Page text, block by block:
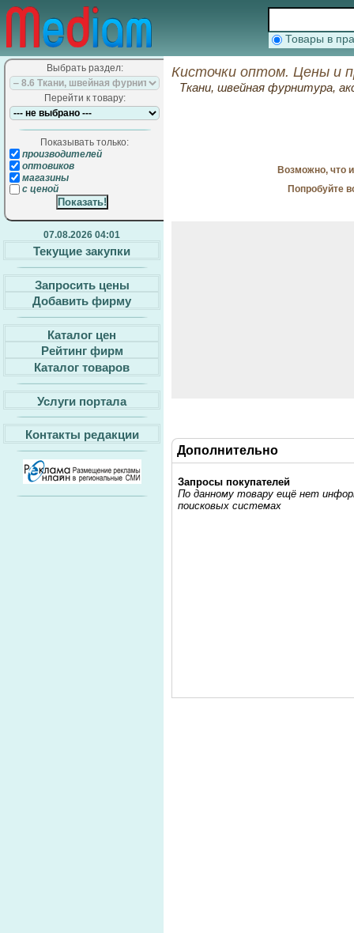
Товары в
Выбрать раздел:
Перейти к товару:
Показывать только:
производителей
оптовиков
магазины
с ценой
07.08.2026 04:01
Текущие закупки
Запросить цены
Добавить фирму
Каталог цен
Рейтинг фирм
Каталог товаров
Услуги портала
Контакты редакции
Кисточки оптом. Цены и
Ткани, швейная фурнитура,
Возможно, что
Попробуйте
Дополнительно
Запросы покупателей
По данному товару ещё нет
поисковых системах